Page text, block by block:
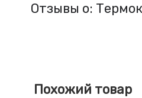
Отзывы о:
Похожий товар